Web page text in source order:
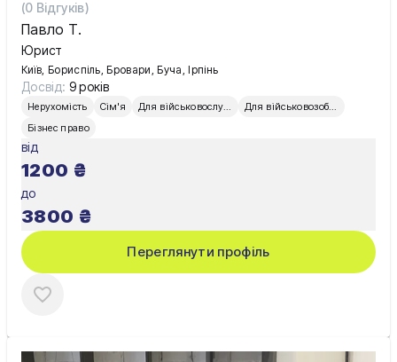
(0 Відгуків)
Павло Т.
Юрист
Київ, Бориспіль, Бровари, Буча, Ірпінь
Досвід: 9 років
Нерухомість Сім'я Для військовослужбовців
Для військовозобов’язаних
Бізнес право
від
1200 ₴
до
3800 ₴
Переглянути профіль